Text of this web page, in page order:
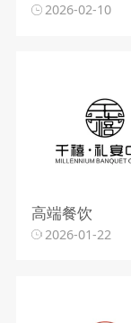
2026-02-10
高端餐饮
2026-01-22